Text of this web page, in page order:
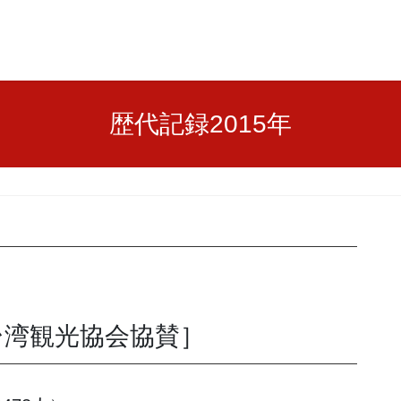
歴代記録2015年
観光協会協賛］